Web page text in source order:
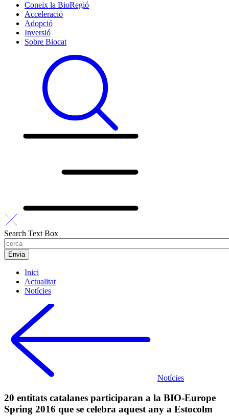
Coneix la BioRegió
Acceleració
Adopció
Inversió
Sobre Biocat
Search Text Box
Inici
Actualitat
Notícies
Notícies
20 entitats catalanes participaran a la BIO-Europe
Spring 2016 que se celebra aquest any a Estocolm